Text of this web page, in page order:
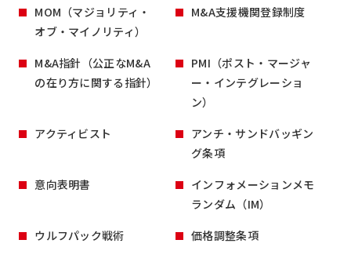
MOM（マジョリティ・
オブ・マイノリティ）
M&A支援機関登録制度
M&A指針（公正なM&A
の在り方に関する指針）
PMI（ポスト・マージャ
ー・インテグレーショ
ン）
アクティビスト
アンチ・サンドバッギン
グ条項
意向表明書
インフォメーションメモ
ランダム（IM）
ウルフパック戦術
価格調整条項